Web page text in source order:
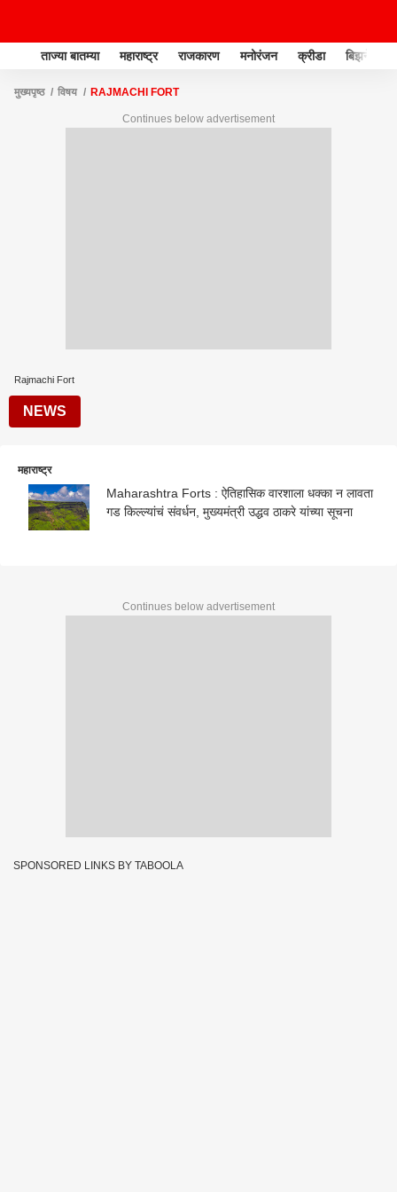
ताज्या बातम्या महाराष्ट्र राजकारण मनोरंजन क्रीडा बिझनेस
मुख्यपृष्ठ विषय RAJMACHI FORT
Continues below advertisement
Rajmachi Fort
NEWS
महाराष्ट्र
Maharashtra Forts : ऐतिहासिक वारशाला धक्का न लावता
गड किल्ल्यांचं संवर्धन, मुख्यमंत्री उद्धव ठाकरे यांच्या सूचना
Continues below advertisement
SPONSORED LINKS BY TABOOLA